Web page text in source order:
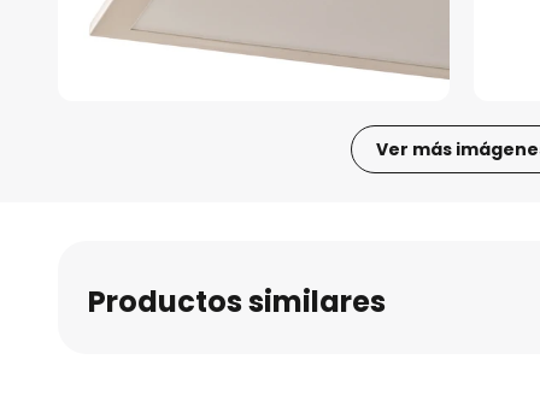
Ver más
Productos similares